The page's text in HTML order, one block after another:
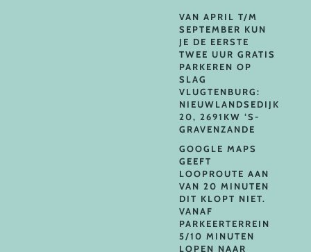
VAN APRIL T/M
SEPTEMBER KUN
JE DE EERSTE
TWEE UUR GRATIS
PARKEREN OP
SLAG
VLUGTENBURG:
NIEUWLANDSEDIJK
20, 2691KW ‘S-
GRAVENZANDE
GOOGLE MAPS
GEEFT
LOOPROUTE AAN
VAN 20 MINUTEN
DIT KLOPT NIET.
VANAF
PARKEERTERREIN
5/10 MINUTEN
LOPEN NAAR